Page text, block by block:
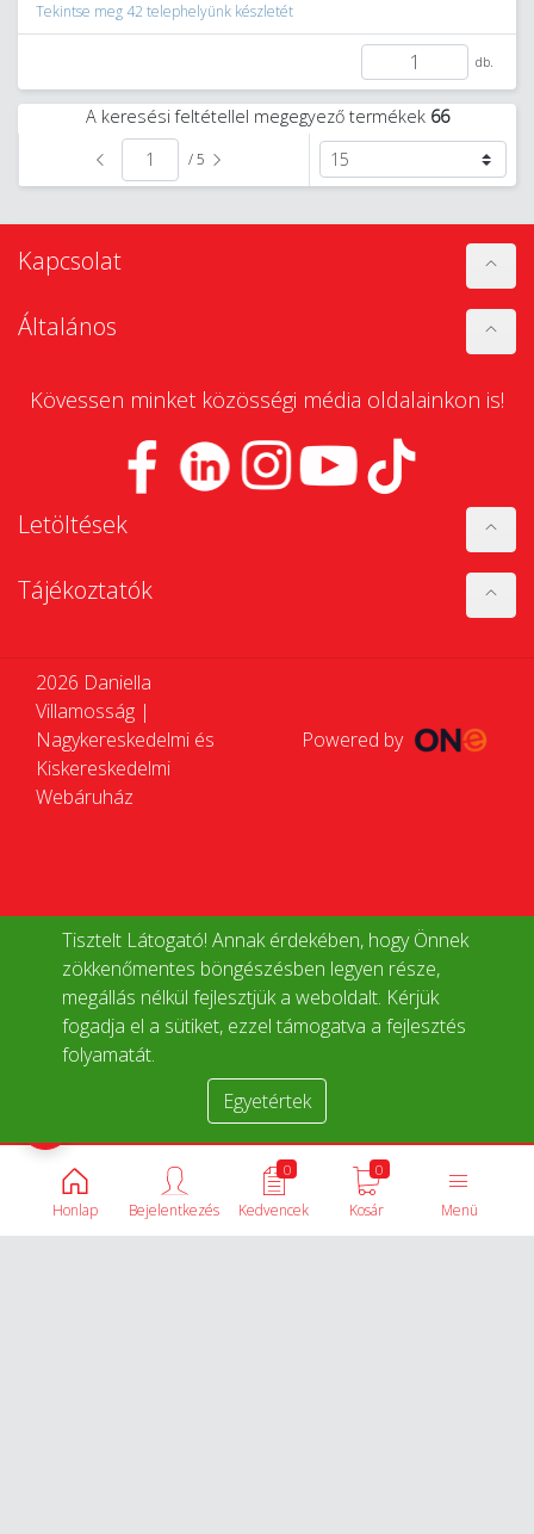
Tisztelt Látogató! Annak érdekében, hogy Önnek
zökkenőmentes böngészésben legyen része,
megállás nélkül fejlesztjük a weboldalt. Kérjük
fogadja el a sütiket, ezzel támogatva a fejlesztés
folyamatát.
Egyetértek
Tekintse meg 42 telephelyünk készletét
db.
A keresési feltétellel megegyező termékek 66
/ 5
Kapcsolat
Általános
Kövessen minket közösségi média oldalainkon is!
Letöltések
Tájékoztatók
2026 Daniella
Villamosság |
Nagykereskedelmi és
Kiskereskedelmi
Webáruház
Powered by
Honlap Menü
0
Kosár
0
Kedvencek
Bejelentkezés
Termékek összehasonlítása